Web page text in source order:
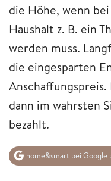
die Höhe, wenn
Haushalt z. B. ein
werden muss.
die eingesparten
dann im wahrsten
bezahlt.
home&smart bei Google